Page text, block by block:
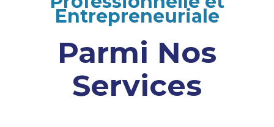
Entrepreneuriale
Parmi Nos
Services